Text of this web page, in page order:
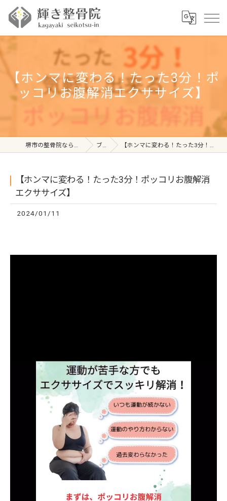
【ホンマに変わる！たった3分！ポ
ッコリお腹解消エクササイズ】
堺市の整骨院なら輝き整骨院 百舌鳥院 ブログ 【ホンマに変わる！たった3分！ポッコリお腹解消エクササイズ】
【ホンマに変わる！たった3分！ポッコリお腹解消
エクササイズ】
2024/01/11